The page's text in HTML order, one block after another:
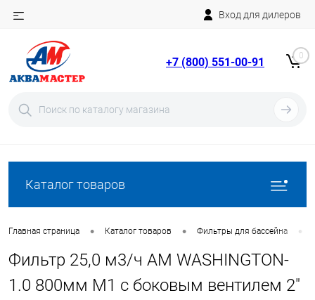
Вход для дилеров
+7 (800) 551-00-91 0
Каталог товаров
Главная страница • Каталог товаров • Фильтры для бассейна •
Фильтр 25,0 м3/ч AM WASHINGTON-
1.0 800мм М1 с боковым вентилем 2"